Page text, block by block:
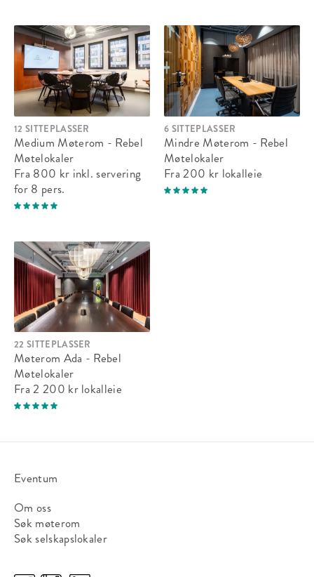
Sitteplasser:70
Ståplasser:-
Passer til:Selskap, Møte
Fra 7 235 kr
lokalleie
Kursrom 3 Elisabeth
Sitteplasser:70
Ståplasser: -
Passer til:
12 SITTEPLASSER
Medium Møterom - Rebel
Møtelokaler
Fra 800 kr inkl. servering
for 8 pers.
6 SITTEPLASSER
Mindre Møterom - Rebel
Møtelokaler
Fra 200 kr lokalleie
22 SITTEPLASSER
Møterom Ada - Rebel
Møtelokaler
Fra 2 200 kr lokalleie
Eventum
Om oss
Søk møterom
Søk selskapslokaler